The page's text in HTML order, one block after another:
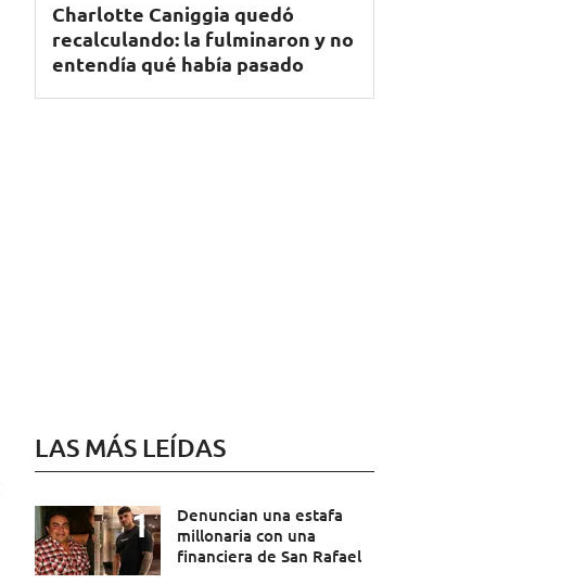
Charlotte Caniggia quedó
recalculando: la fulminaron y no
entendía qué había pasado
LAS MÁS LEÍDAS
Denuncian una estafa
millonaria con una
financiera de San Rafael